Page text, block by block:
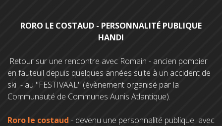
RORO LE COSTAUD - PERSONNALITÉ PUBLIQUE
HANDI
Retour sur une rencontre avec Romain - ancien pompier
en fauteuil depuis quelques années suite à un accident de
ski - au "FESTIVAAL" (évènement organisé par la
Communauté de Communes Aunis Atlantique).
Roro le costaud - devenu une personnalité publique avec